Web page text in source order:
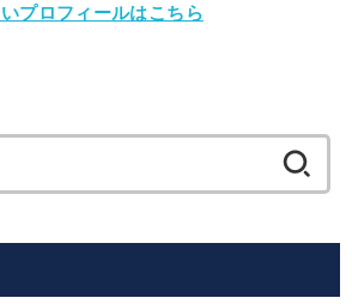
プロフィールはこちら
索: